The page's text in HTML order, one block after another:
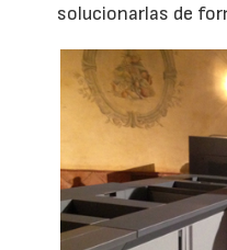
solucionarlas de